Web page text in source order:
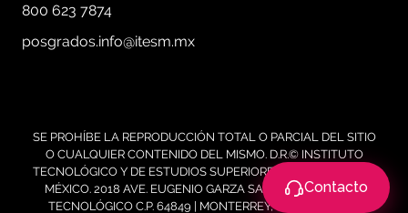
800 623 7874
posgrados.info@itesm.mx
SE PROHÍBE LA REPRODUCCIÓN TOTAL O PARCIAL DEL SITIO
O CUALQUIER CONTENIDO DEL MISMO. D.R.© INSTITUTO
TECNOLÓGICO Y DE ESTUDIOS SUPERIORES DE MONTERREY,
MÉXICO. 2018 AVE. EUGENIO GARZA SADA 2501 SUR COL.
TECNOLÓGICO C.P. 64849 | MONTERREY, NUEVO LEÓN |
Contacto